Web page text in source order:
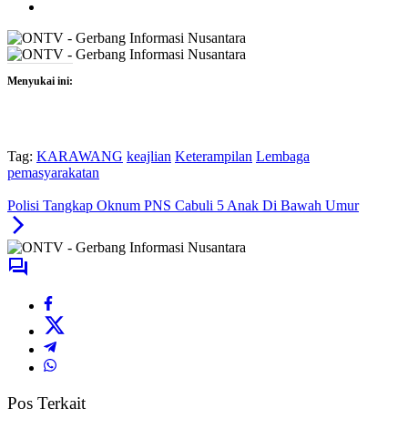
Menyukai ini:
Tag: KARAWANG keajlian Keterampilan Lembaga
pemasyarakatan
Polisi Tangkap Oknum PNS Cabuli 5 Anak Di Bawah Umur
Pos Terkait